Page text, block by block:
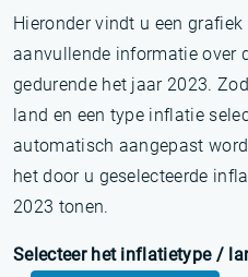
Hieronder vindt u een
aanvullende informatie over
gedurende het jaar 2023.
land en een type inflatie
automatisch aangepast
het door u geselecteerde
2023 tonen.
Selecteer het inflatietype /